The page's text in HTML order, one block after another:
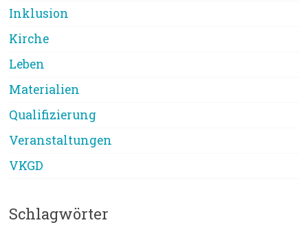
Inklusion
Kirche
Leben
Materialien
Qualifizierung
Veranstaltungen
VKGD
Schlagwörter